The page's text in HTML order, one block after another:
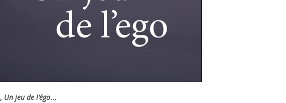
Un jeu de l’égo…